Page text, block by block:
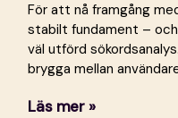
För att nå framgång
stabilt fundament –
väl utförd
brygga mellan
Läs mer »